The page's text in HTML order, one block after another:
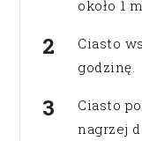
około 1
Ciasto
godzinę.
Ciasto
nagrzej